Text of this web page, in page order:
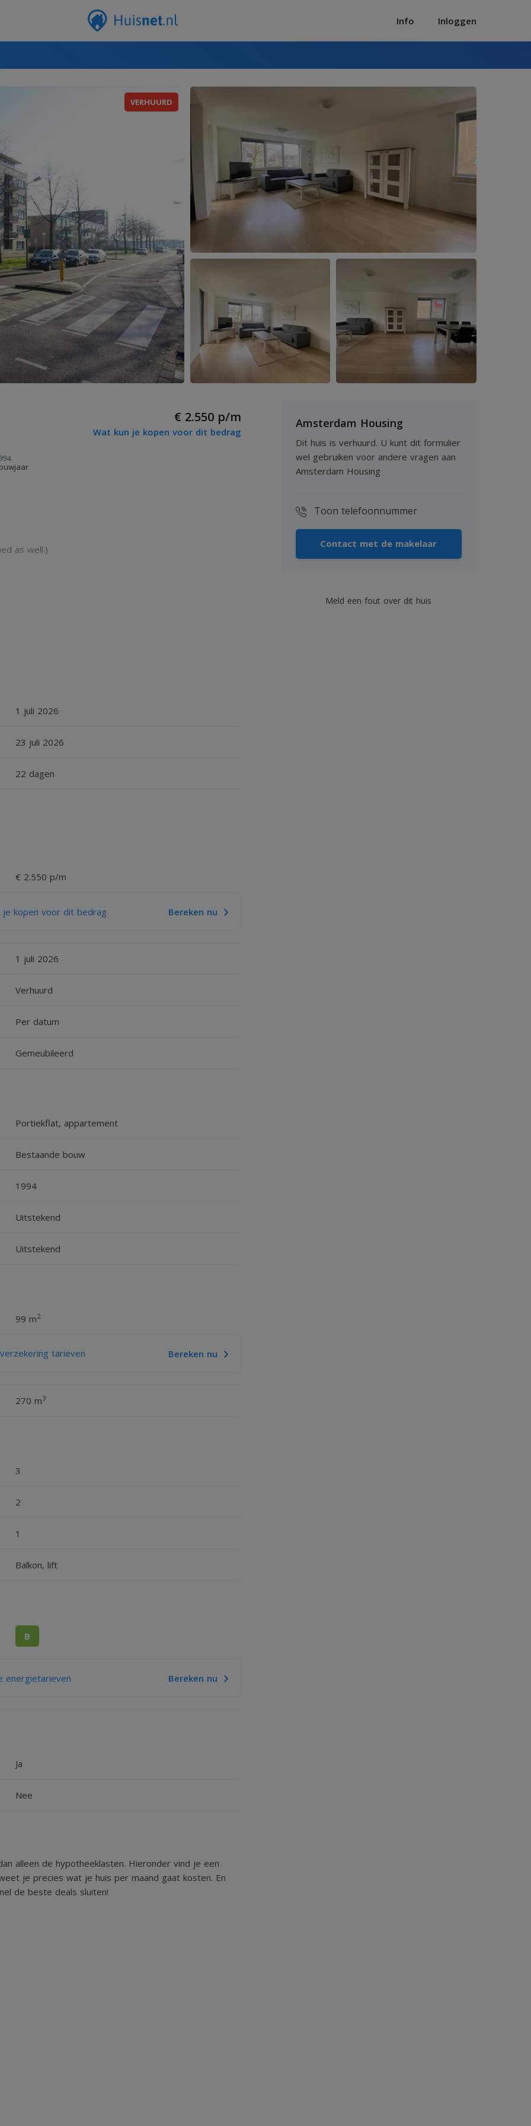
Info Inloggen
VERHUURD
€ 2.550 p/m
Wat kun je kopen voor dit bedrag
as well.)
Water, TV/Internet and local Taxes.
1 juli 2026
23 juli 2026
22 dagen
€ 2.550 p/m
je kopen voor dit bedrag Bereken nu
1 juli 2026
Verhuurd
Per datum
Gemeubileerd
Portiekflat, appartement
Bestaande bouw
1994
Uitstekend
Uitstekend
99 m2
tarieven Bereken nu
270 m3
3
2
1
Balkon, lift
B
energietarieven Bereken nu
Ja
Nee
alleen de hypotheeklasten. Hieronder vind je een
je precies wat je huis per maand gaat kosten. En
de beste deals sluiten!
Amsterdam Housing
Dit huis is verhuurd. U kunt dit formulier
wel gebruiken voor andere vragen aan
Amsterdam Housing
Toon telefoonnummer
Contact met de makelaar
Meld een fout over dit huis